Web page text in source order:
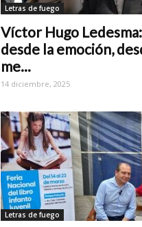
Letras de fuego
Víctor Hugo
desde la emoción,
me...
14 diciembre, 2025
Letras de fuego